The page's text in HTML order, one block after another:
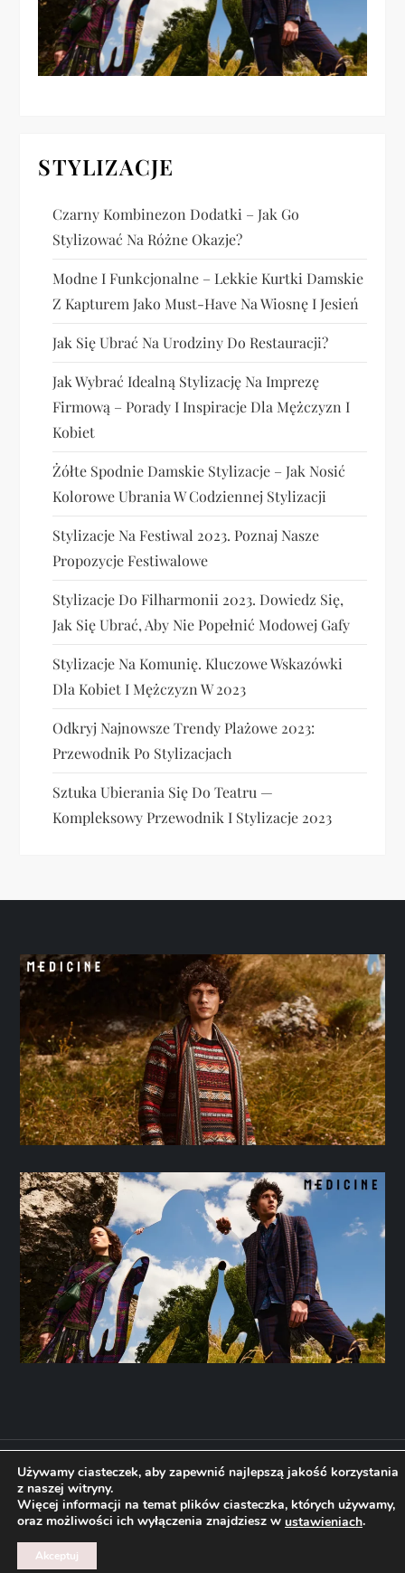
p
i
STYLIZACJE
Czarny Kombinezon Dodatki – Jak Go
Stylizować Na Różne Okazje?
Modne I Funkcjonalne – Lekkie Kurtki Damskie
Z Kapturem Jako Must-Have Na Wiosnę I Jesień
Jak Się Ubrać Na Urodziny Do Restauracji?
Jak Wybrać Idealną Stylizację Na Imprezę
Firmową – Porady I Inspiracje Dla Mężczyzn I
Kobiet
Żółte Spodnie Damskie Stylizacje – Jak Nosić
Kolorowe Ubrania W Codziennej Stylizacji
Stylizacje Na Festiwal 2023. Poznaj Nasze
Propozycje Festiwalowe
Stylizacje Do Filharmonii 2023. Dowiedz Się,
Jak Się Ubrać, Aby Nie Popełnić Modowej Gafy
Stylizacje Na Komunię. Kluczowe Wskazówki
Dla Kobiet I Mężczyzn W 2023
Odkryj Najnowsze Trendy Plażowe 2023:
Przewodnik Po Stylizacjach
Sztuka Ubierania Się Do Teatru —
Kompleksowy Przewodnik I Stylizacje 2023
Theme Headstone Blog Powered byKantipur Themes
Używamy ciasteczek, aby zapewnić najlepszą jakość korzystania
z naszej witryny.
Więcej informacji na temat plików ciasteczka, których używamy,
oraz możliwości ich wyłączenia znajdziesz w ustawieniach.
Akceptuj